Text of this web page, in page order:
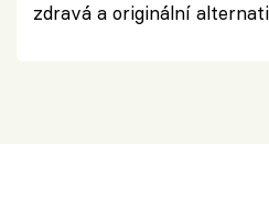
zdravá a originální